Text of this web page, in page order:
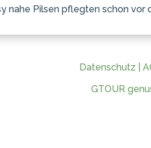
nahe Pilsen pflegten schon vor
Datenschutz
GTOUR